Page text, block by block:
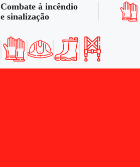
Combate à incêndio
e sinalização